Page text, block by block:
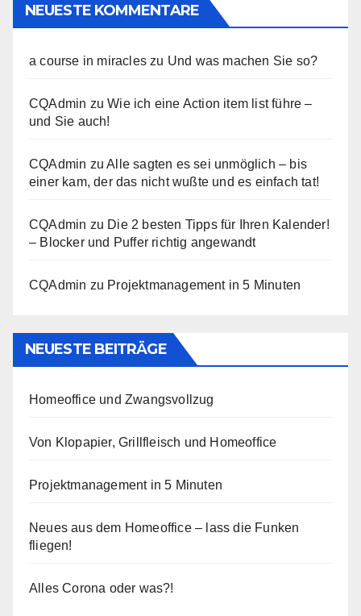
NEUESTE KOMMENTARE
a course in miracles zu Und was machen Sie so?
CQAdmin zuWie ich eine Action item list führe –
und Sie auch!
CQAdmin zuAlle sagten es sei unmöglich – bis
einer kam, der das nicht wußte und es einfach tat!
CQAdmin zu Die 2 besten Tipps für Ihren Kalender!
– Blocker und Puffer richtig angewandt
CQAdmin zu Projektmanagement in 5 Minuten
NEUESTE BEITRÄGE
Homeoffice und Zwangsvollzug
Von Klopapier, Grillfleisch und Homeoffice
Projektmanagement in 5 Minuten
Neues aus dem Homeoffice – lass die Funken
fliegen!
Alles Corona oder was?!